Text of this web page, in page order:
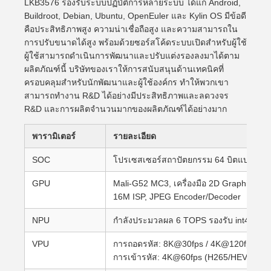
LKB3576 รองรับระบบปฏิบัติการหลายระบบ ได้แก่ Android,
Buildroot, Debian, Ubuntu, OpenEuler และ Kylin OS มีข้อดี
คือประสิทธิภาพสูง ความน่าเชื่อถือสูง และความสามารถใน
การปรับขนาดได้สูง พร้อมด้วยซอร์สโค้ดระบบเปิดสำหรับผู้ใช้
ผู้ใช้สามารถดำเนินการพัฒนาและปรับแต่งรองลงมาได้ตาม
ผลิตภัณฑ์นี้ บริษัทของเราให้การสนับสนุนด้านเทคนิคที่
ครอบคลุมสำหรับนักพัฒนาและผู้ใช้องค์กร ทำให้พวกเขา
สามารถทำงาน R&D ได้อย่างมีประสิทธิภาพและลดวงจร
R&D และการผลิตจำนวนมากของผลิตภัณฑ์ได้อย่างมาก
พารามิเตอร์ รายละเอียด
SOC โปรเซสเซอร์สถาปัตยกรรม 64 บิตแบบ
GPU
Mali-G52 MC3, เครื่องมือ 2D Graphics,
16M ISP, JPEG Encoder/Decoder
NPU กำลังประมวลผล 6 TOPS รองรับ int4/int8/
VPU
การถอดรหัส: 8K@30fps / 4K@120fps
การเข้ารหัส: 4K@60fps (H265/HEVC,